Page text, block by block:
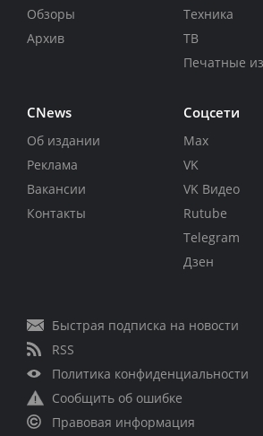
Обзоры
Архив
Техника
ТВ
Печатные
CNews
Об издании
Реклама
Вакансии
Контакты
Соцсети
Max
VK
VK Видео
Rutube
Telegram
Дзен
Быстрая подписка на новости
RSS
Политика конфиденциальности
Сообщить об ошибке
Правовая информация